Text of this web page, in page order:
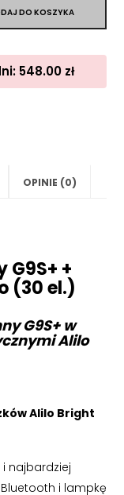
548.00
548.00 zł
OPINIE (0)
G9S+ +
(30 el.)
G9S+ w
Alilo
Alilo Bright
najbardziej
i lampkę